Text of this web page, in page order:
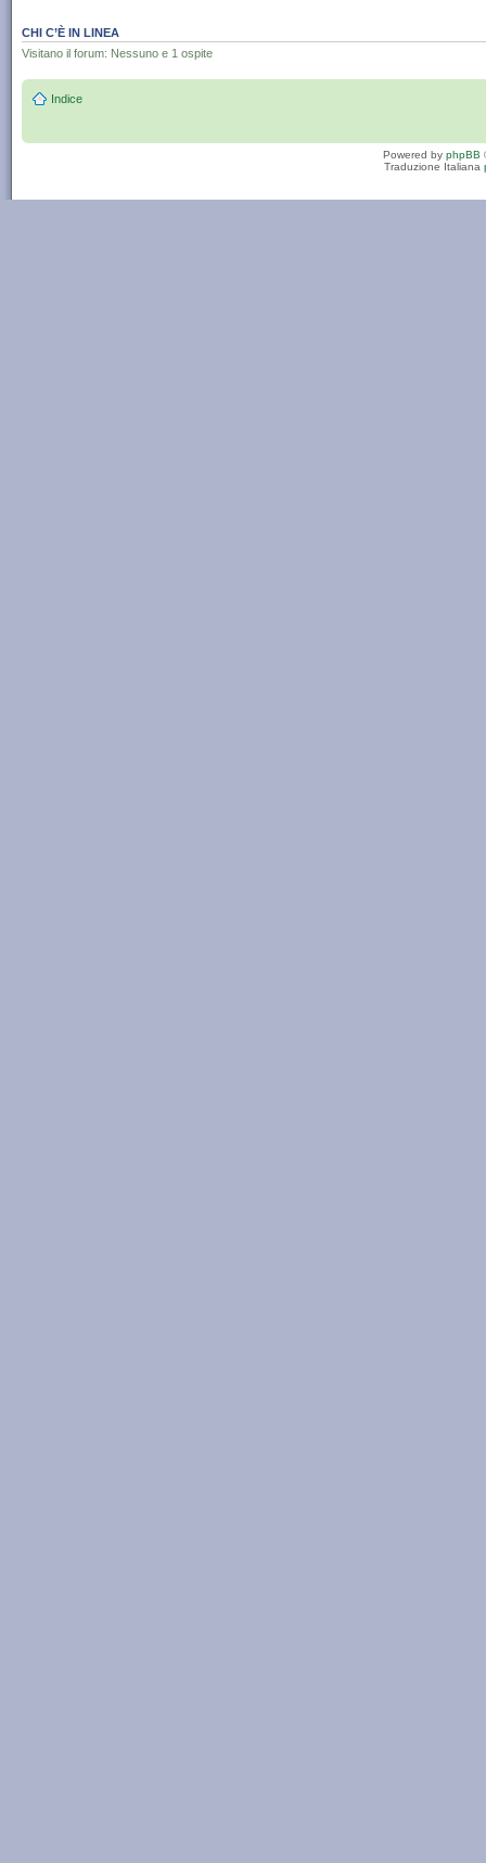
CHI C’È IN LINEA
Visitano il forum: Nessuno e 1 ospite
Indice
Powered by phpBB
Traduzione Italiana